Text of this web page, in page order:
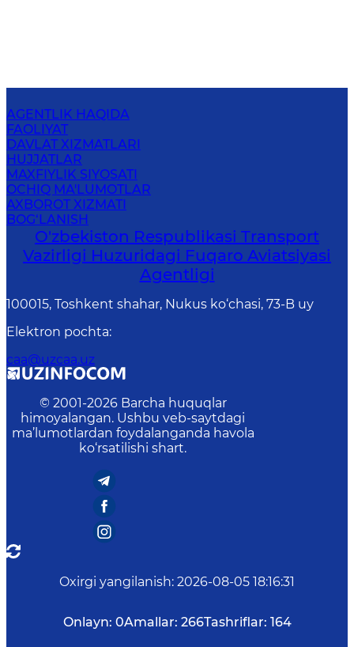
AGENTLIK HAQIDA
FAOLIYAT
DAVLAT XIZMATLARI
HUJJATLAR
MAXFIYLIK SIYOSATI
OCHIQ MA'LUMOTLAR
AXBOROT XIZMATI
BOG‘LANISH
O'zbekiston Respublikasi Transport
Vazirligi Huzuridagi Fuqaro Aviatsiyasi
Agentligi
100015, Toshkent shahar, Nukus ko‘chasi, 73-B uу
Elektron pochta:
caa@uzcaa.uz
© 2001-2026 Barcha huquqlar
himoyalangan. Ushbu veb-saytdagi
ma’lumotlardan foydalanganda havola
ko‘rsatilishi shart.
Oxirgi yangilanish: 2026-08-05 18:16:31
Onlayn: 0Amallar: 266Tashriflar: 164